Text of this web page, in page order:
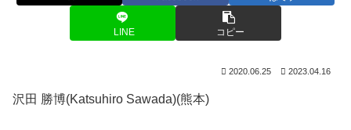
LINE コピー
2020.06.25 2023.04.16
沢田 勝博(Katsuhiro Sawada)(熊本)